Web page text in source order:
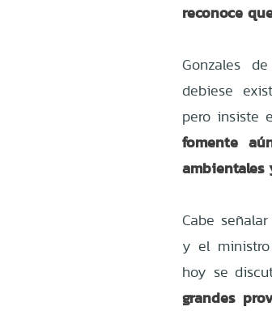
reconoce
Gonzales
debiese
pero insiste
fomente
ambientales
Cabe
y el
hoy se
grandes